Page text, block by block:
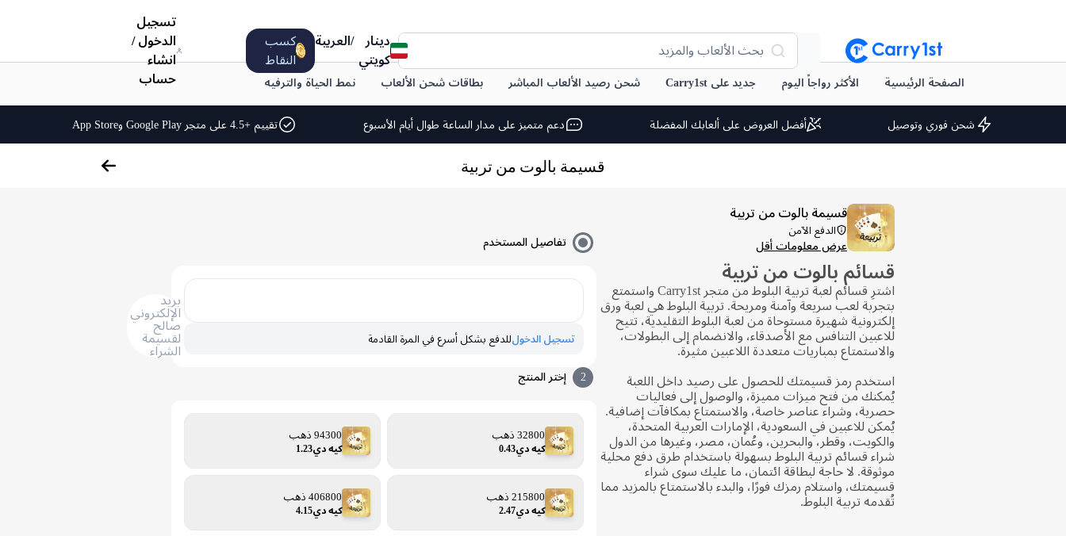
بحث الألعاب والمزيد
دينار
كويتي
/ العربية
كسب
النقاط
تسجيل
الدخول/
انشاء
حساب
الصفحة الرئيسية الأكثر رواجاً اليوم جديد على Carry1st شحن رصيد الألعاب المباشر بطاقات شحن الألعاب نمط الحياة والترفيه
شحن فوري وتوصيل أفضل العروض على ألعابك المفضلة دعم متميز على مدار الساعة طوال أيام الأسبوع تقييم +4.5 على متجر Google Play وApp Store
قسيمة بالوت من تربية
قسيمة بالوت من تربية
الدفع الآمن
عرض معلومات أقل
قسائم بالوت من تربية
اشترِ قسائم لعبة تربية البلوط من متجر Carry1st واستمتع
بتجربة لعب سريعة وآمنة ومريحة. تربية البلوط هي لعبة ورق
إلكترونية شهيرة مستوحاة من لعبة البلوط التقليدية، تتيح
للاعبين التنافس مع الأصدقاء، والانضمام إلى البطولات،
والاستمتاع بمباريات متعددة اللاعبين مثيرة.
استخدم رمز قسيمتك للحصول على رصيد داخل اللعبة
يُمكنك من فتح ميزات مميزة، والوصول إلى فعاليات
حصرية، وشراء عناصر خاصة، والاستمتاع بمكافآت إضافية.
يُمكن للاعبين في السعودية، الإمارات العربية المتحدة،
والكويت، وقطر، والبحرين، وعُمان، مصر، وغيرها من الدول
شراء قسائم تربية البلوط بسهولة باستخدام طرق دفع محلية
موثوقة. لا حاجة لبطاقة ائتمان، ما عليك سوى شراء
قسيمتك، واستلام رمزك فورًا، والبدء بالاستمتاع بالمزيد مما
تُقدمه تربية البلوط.
تفاصيل المستخدم
بريد
الإلكتروني
صالح
لقسيمة
الشراء
تسجيل الدخولللدفع بشكل أسرع في المرة القادمة
2 إختر المنتج
32800 ذهب
كيه دي0.43
94300 ذهب
كيه دي1.23
215800 ذهب
كيه دي2.47
406800 ذهب
كيه دي4.15